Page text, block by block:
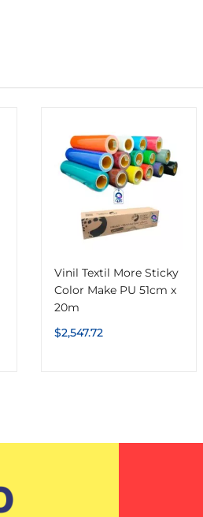
Vinil Textil More Sticky
Color Make PU 51cm x
20m
$2,547.72